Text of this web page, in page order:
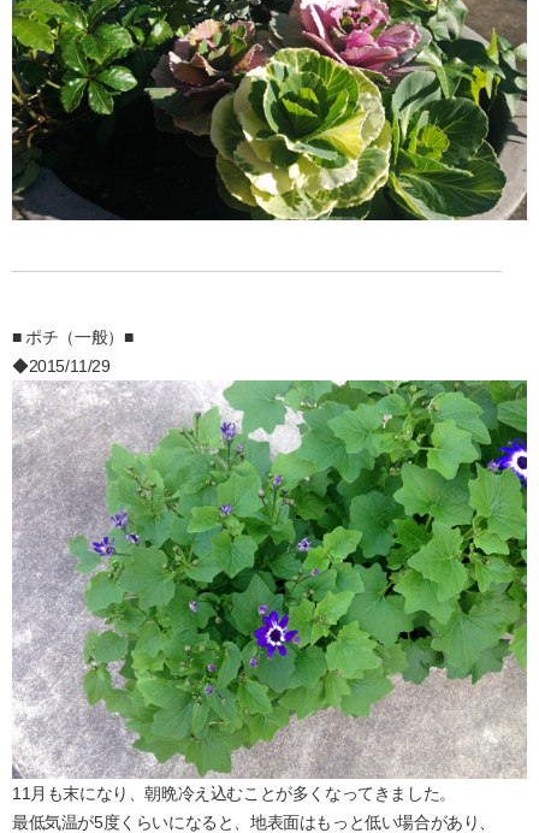
■ ポチ（一般）■
◆2015/11/29
11月も末になり、朝晩冷え込むことが多くなってきました。
最低気温が5度くらいになると、地表面はもっと低い場合があり、